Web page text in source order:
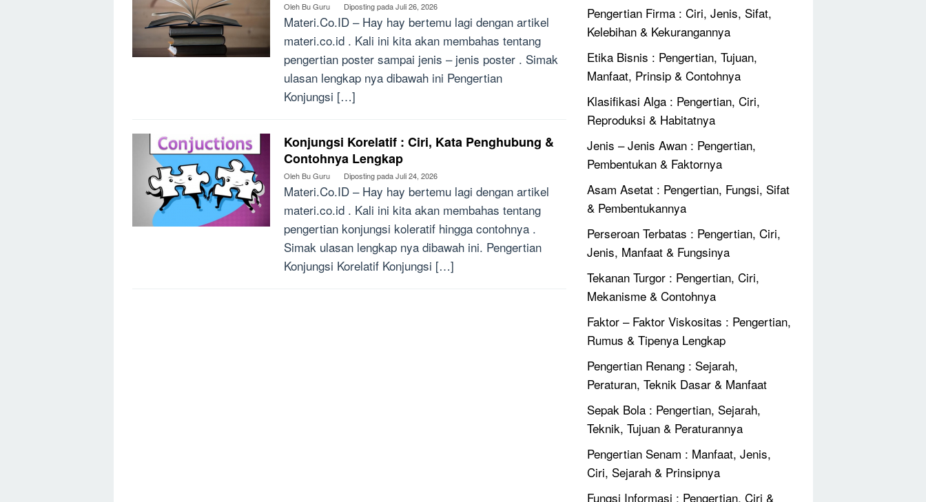
Oleh Bu Guru Diposting padaJuli 26, 2026
Materi.Co.ID – Hay hay bertemu lagi dengan artikel
materi.co.id . Kali ini kita akan membahas tentang
pengertian poster sampai jenis – jenis poster . Simak
ulasan lengkap nya dibawah ini Pengertian
Konjungsi […]
Konjungsi Korelatif : Ciri, Kata Penghubung &
Contohnya Lengkap
Oleh Bu Guru Diposting padaJuli 24, 2026
Materi.Co.ID – Hay hay bertemu lagi dengan artikel
materi.co.id . Kali ini kita akan membahas tentang
pengertian konjungsi koleratif hingga contohnya .
Simak ulasan lengkap nya dibawah ini. Pengertian
Konjungsi Korelatif Konjungsi […]
Pengertian Firma : Ciri, Jenis, Sifat,
Kelebihan & Kekurangannya
Etika Bisnis : Pengertian, Tujuan,
Manfaat, Prinsip & Contohnya
Klasifikasi Alga : Pengertian, Ciri,
Reproduksi & Habitatnya
Jenis – Jenis Awan : Pengertian,
Pembentukan & Faktornya
Asam Asetat : Pengertian, Fungsi, Sifat
& Pembentukannya
Perseroan Terbatas : Pengertian, Ciri,
Jenis, Manfaat & Fungsinya
Tekanan Turgor : Pengertian, Ciri,
Mekanisme & Contohnya
Faktor – Faktor Viskositas : Pengertian,
Rumus & Tipenya Lengkap
Pengertian Renang : Sejarah,
Peraturan, Teknik Dasar & Manfaat
Sepak Bola : Pengertian, Sejarah,
Teknik, Tujuan & Peraturannya
Pengertian Senam : Manfaat, Jenis,
Ciri, Sejarah & Prinsipnya
Fungsi Informasi : Pengertian, Ciri &